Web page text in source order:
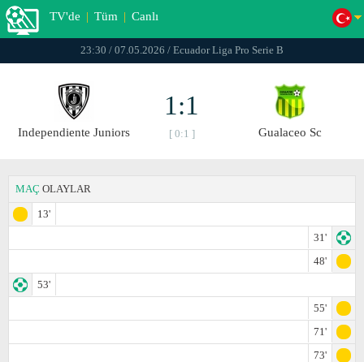
TV'de | Tüm | Canlı
23:30 / 07.05.2026 / Ecuador Liga Pro Serie B
Independiente Juniors
1:1
[ 0:1 ] Gualaceo Sc
MAÇ OLAYLAR
13'
31'
48'
53'
55'
71'
73'